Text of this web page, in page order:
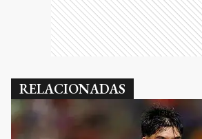
RELACIONADAS